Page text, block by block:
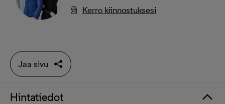
Kerro kiinnostuksesi
Jaa sivu
Hintatiedot